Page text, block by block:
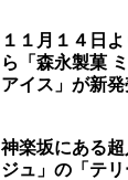
１１月１４日
ら「森永製菓
アイス」が新発
神楽坂にある
ジュ」の「テリ